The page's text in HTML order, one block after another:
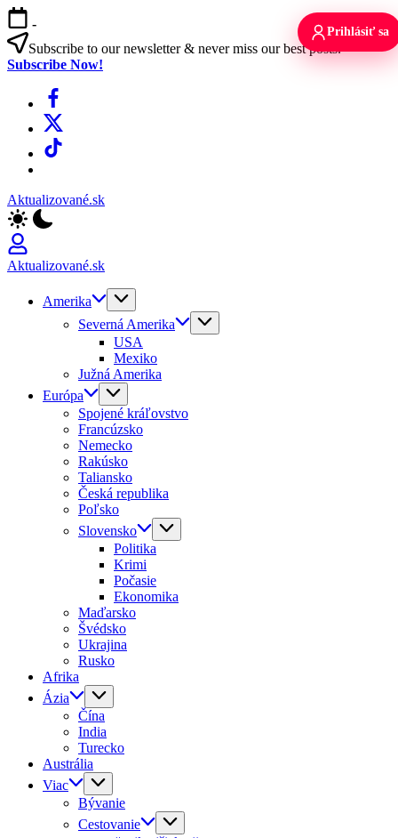
Skip
to
content
-
Subscribe to our newsletter & never miss our best posts.
Subscribe Now!
Facebook
X
TikTok
Aktualizované.sk
Aktualizované.sk
Amerika
Severná Amerika
USA
Mexiko
Južná Amerika
Európa
Spojené kráľovstvo
Francúzsko
Nemecko
Rakúsko
Taliansko
Česká republika
Poľsko
Slovensko
Politika
Krimi
Počasie
Ekonomika
Maďarsko
Švédsko
Ukrajina
Rusko
Afrika
Ázia
Čína
India
Turecko
Austrália
Viac
Bývanie
Cestovanie
Prihlásiť sa